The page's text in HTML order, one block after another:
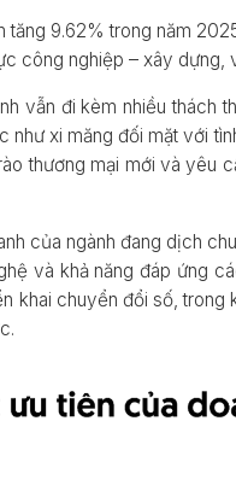
tăng 9.62% trong năm
công nghiệp – xây
vẫn đi kèm nhiều thách
như xi măng đối mặt với
thương mại mới và yêu
của ngành đang dịch
và khả năng đáp ứng
khai chuyển đổi số,